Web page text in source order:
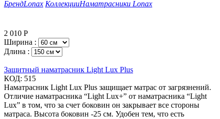
БрендLonax КоллекцииНаматрасники Lonax
2 010 Р
Ширина :
Длина :
Защитный наматрасник Light Lux Plus
КОД: 515
Наматрасник Light Lux Plus защищает матрас от загрязнений.
Отличие наматрасника “Light Lux+” от наматрасника “Light
Lux” в том, что за счет боковин он закрывает все стороны
матраса. Высота боковин -25 см. Удобен тем, что есть